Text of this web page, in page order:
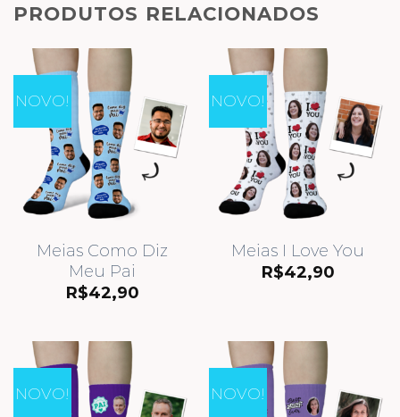
PRODUTOS RELACIONADOS
NOVO!
Meias Como Diz
Meu Pai
R$42,90
NOVO!
Meias I Love You
R$42,90
NOVO! NOVO!